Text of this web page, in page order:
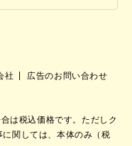
社
広告のお問い合わせ
は税込価格です。ただしク
関しては、本体のみ（税